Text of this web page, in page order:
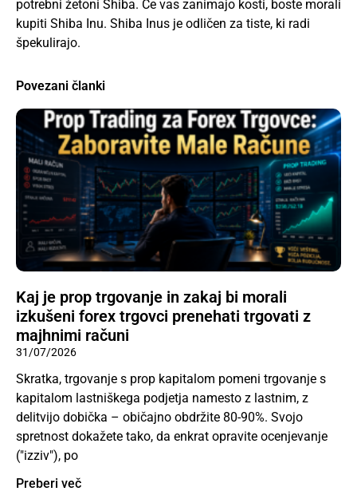
potrebni žetoni Shiba. Če vas zanimajo kosti, boste morali
kupiti Shiba Inu. Shiba Inus je odličen za tiste, ki radi
špekulirajo.
Povezani članki
Kaj je prop trgovanje in zakaj bi morali
izkušeni forex trgovci prenehati trgovati z
majhnimi računi
31/07/2026
Skratka, trgovanje s prop kapitalom pomeni trgovanje s
kapitalom lastniškega podjetja namesto z lastnim, z
delitvijo dobička – običajno obdržite 80-90%. Svojo
spretnost dokažete tako, da enkrat opravite ocenjevanje
("izziv"), po
Preberi več